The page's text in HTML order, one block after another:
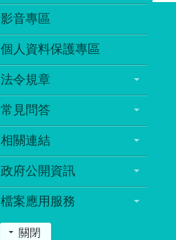
影音專區
個人資料保護專區
法令規章
常見問答
相關連結
政府公開資訊
檔案應用服務
關閉